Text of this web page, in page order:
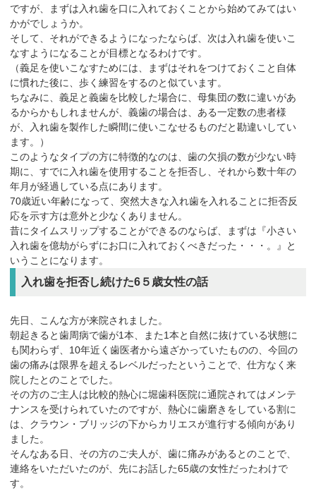
ですが、まずは入れ歯を口に入れておくことから始めてみてはい
かがでしょうか。
そして、それができるようになったならば、次は入れ歯を使いこ
なすようになることが目標となるわけです。
（義足を使いこなすためには、まずはそれをつけておくこと自体
に慣れた後に、歩く練習をするのと似ています。
ちなみに、義足と義歯を比較した場合に、母集団の数に違いがあ
るからかもしれませんが、義歯の場合は、ある一定数の患者様
が、入れ歯を製作した瞬間に使いこなせるものだと勘違いしてい
ます。）
このようなタイプの方に特徴的なのは、歯の欠損の数が少ない時
期に、すでに入れ歯を使用することを拒否し、それから数十年の
年月が経過している点にあります。
70歳近い年齢になって、突然大きな入れ歯を入れることに拒否反
応を示す方は意外と少なくありません。
昔にタイムスリップすることができるのならば、まずは『小さい
入れ歯を億劫がらずにお口に入れておくべきだった・・・。』と
いうことになります。
入れ歯を拒否し続けた6５歳女性の話
先日、こんな方が来院されました。
朝起きると歯周病で歯が1本、また1本と自然に抜けている状態に
も関わらず、10年近く歯医者から遠ざかっていたものの、今回の
歯の痛みは限界を超えるレベルだったということで、仕方なく来
院したとのことでした。
その方のご主人は比較的熱心に堀歯科医院に通院されてはメンテ
ナンスを受けられていたのですが、熱心に歯磨きをしている割に
は、クラウン・ブリッジの下からカリエスが進行する傾向があり
ました。
そんなある日、その方のご夫人が、歯に痛みがあるとのことで、
連絡をいただいたのが、先にお話した65歳の女性だったわけで
す。